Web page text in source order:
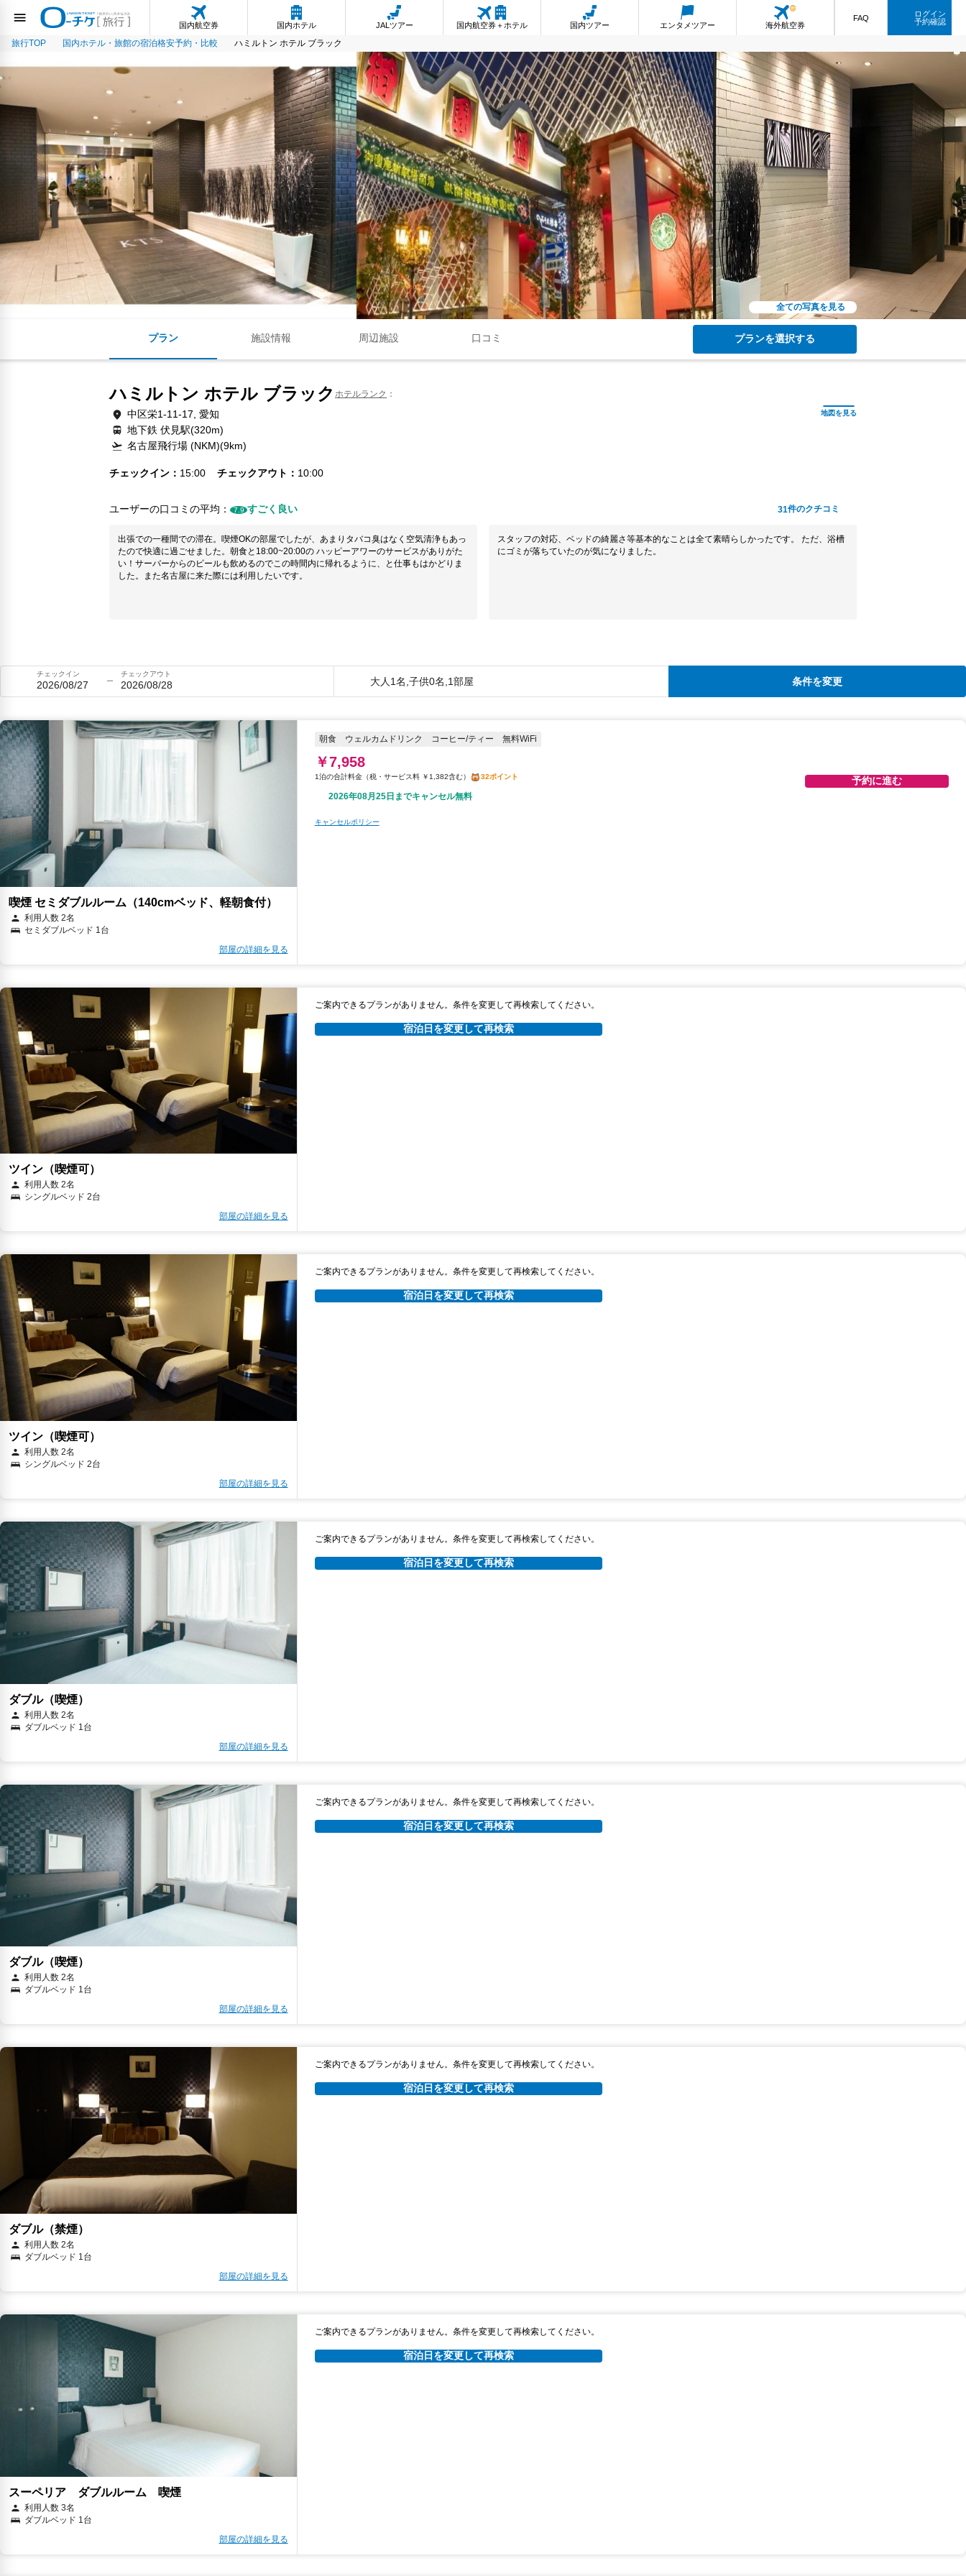
国内航空券 国内ホテル JALツアー 国内航空券＋ホテル 国内ツアー エンタメツアー 海外航空券
FAQ
ログイン
予約確認
旅行TOP 国内ホテル・旅館の宿泊格安予約・比較 ハミルトン ホテル ブラック
全ての写真を見る
プラン 施設情報 周辺施設 口コミ プランを選択する
ハミルトン ホテル ブラック ホテルランク
中区栄1-11-17, 愛知
地下鉄 伏見駅(320m)
名古屋飛行場 (NKM)(9km)
チェックイン 15:00 チェックアウト 10:00
ユーザーの口コミの平均： 7.9 すごく良い 31件のクチコミ
出張での一種間での滞在。喫煙OKの部屋でしたが、あまりタバコ臭はなく空気清浄もあっ
たので快適に過ごせました。朝食と18:00~20:00の ハッピーアワーのサービスがありがた
い！サーバーからのビールも飲めるのでこの時間内に帰れるように、と仕事もはかどりま
した。また名古屋に来た際には利用したいです。
スタッフの対応、ベッドの綺麗さ等基本的なことは全て素晴らしかったです。 ただ、浴槽
にゴミが落ちていたのが気になりました。
チェックイン
2026/08/27
チェックアウト
2026/08/28 大人1名,子供0名,1部屋 条件を変更
喫煙 セミダブルルーム（140cmベッド、軽朝食付）
利用人数 2名
セミダブルベッド 1台
部屋の詳細を見る
朝食 ウェルカムドリンク コーヒー/ティー 無料WiFi
￥7,958
税・サービス料 ￥1,382含む 32ポイント
2026年08月25日までキャンセル無料
キャンセルポリシー
予約に進む
ツイン（喫煙可）
利用人数 2名
シングルベッド 2台
部屋の詳細を見る
ご案内できるプランがありません。条件を変更して再検索してください。
宿泊日を変更して再検索
ツイン（喫煙可）
利用人数 2名
シングルベッド 2台
部屋の詳細を見る
ご案内できるプランがありません。条件を変更して再検索してください。
宿泊日を変更して再検索
ダブル（喫煙）
利用人数 2名
ダブルベッド 1台
部屋の詳細を見る
ご案内できるプランがありません。条件を変更して再検索してください。
宿泊日を変更して再検索
ダブル（喫煙）
利用人数 2名
ダブルベッド 1台
部屋の詳細を見る
ご案内できるプランがありません。条件を変更して再検索してください。
宿泊日を変更して再検索
ダブル（禁煙）
利用人数 2名
ダブルベッド 1台
部屋の詳細を見る
ご案内できるプランがありません。条件を変更して再検索してください。
宿泊日を変更して再検索
スーペリア ダブルルーム 喫煙
利用人数 3名
ダブルベッド 1台
部屋の詳細を見る
ご案内できるプランがありません。条件を変更して再検索してください。
宿泊日を変更して再検索